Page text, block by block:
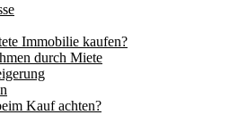
Immobilie kaufen?
durch Miete
Kauf achten?